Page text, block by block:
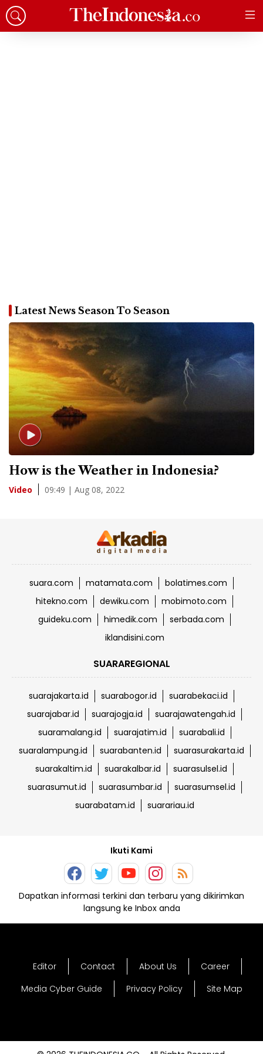
Latest News Season To Season
How is the Weather in Indonesia?
Video 09:49 | Aug 08, 2022
suara.com matamata.com
bolatimes.com
hitekno.com
dewiku.com
mobimoto.com
guideku.com
himedik.com
serbada.com
iklandisini.com
SUARAREGIONAL
suarajakarta.id suarabogor.id
suarabekaci.id
suarajabar.id
suarajogja.id
suarajawatengah.id
suaramalang.id
suarajatim.id
suarabali.id
suaralampung.id
suarabanten.id
suarasurakarta.id
suarakaltim.id
suarakalbar.id
suarasulsel.id
suarasumut.id
suarasumbar.id
suarasumsel.id
suarabatam.id
suarariau.id
Ikuti Kami
Dapatkan informasi terkini dan terbaru yang dikirimkan
langsung ke Inbox anda
Editor Contact About Us
Career
Media Cyber Guide
Privacy Policy Site Map